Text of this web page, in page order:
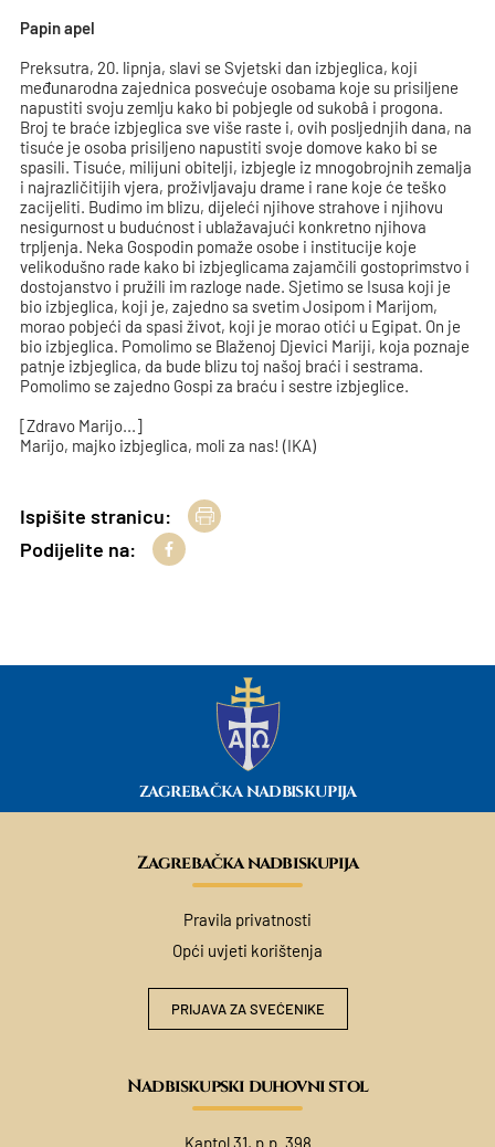
Papin apel
Preksutra, 20. lipnja, slavi se Svjetski dan izbjeglica, koji
međunarodna zajednica posvećuje osobama koje su prisiljene
napustiti svoju zemlju kako bi pobjegle od sukobâ i progona.
Broj te braće izbjeglica sve više raste i, ovih posljednjih dana, na
tisuće je osoba prisiljeno napustiti svoje domove kako bi se
spasili. Tisuće, milijuni obitelji, izbjegle iz mnogobrojnih zemalja
i najrazličitijih vjera, proživljavaju drame i rane koje će teško
zacijeliti. Budimo im blizu, dijeleći njihove strahove i njihovu
nesigurnost u budućnost i ublažavajući konkretno njihova
trpljenja. Neka Gospodin pomaže osobe i institucije koje
velikodušno rade kako bi izbjeglicama zajamčili gostoprimstvo i
dostojanstvo i pružili im razloge nade. Sjetimo se Isusa koji je
bio izbjeglica, koji je, zajedno sa svetim Josipom i Marijom,
morao pobjeći da spasi život, koji je morao otići u Egipat. On je
bio izbjeglica. Pomolimo se Blaženoj Djevici Mariji, koja poznaje
patnje izbjeglica, da bude blizu toj našoj braći i sestrama.
Pomolimo se zajedno Gospi za braću i sestre izbjeglice.
[Zdravo Marijo...]
Marijo, majko izbjeglica, moli za nas! (IKA)
Ispišite stranicu:
Podijelite na:
ZAGREBAČKA NADBISKUPIJA
Zagrebačka nadbiskupija
Pravila privatnosti
Opći uvjeti korištenja
PRIJAVA ZA SVEĆENIKE
Nadbiskupski duhovni stol
Kaptol 31, p.p. 398